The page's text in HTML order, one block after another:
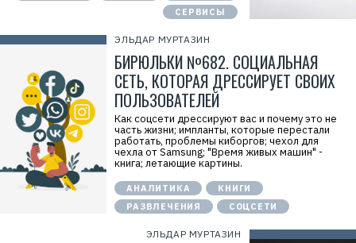
СЕРВИСЫ
ЭЛЬДАР МУРТАЗИН
БИРЮЛЬКИ №682. СОЦИАЛЬНАЯ
СЕТЬ, КОТОРАЯ ДРЕССИРУЕТ СВОИХ
ПОЛЬЗОВАТЕЛЕЙ
Как соцсети дрессируют вас и почему это не
часть жизни; импланты, которые перестали
работать, проблемы киборгов; чехол для
чехла от Samsung; "Время живых машин" -
книга; летающие картины.
АНАЛИТИКА
КНИГИ
РАЗВЛЕЧЕНИЯ
СОЦСЕТИ
ЭЛЬДАР МУРТАЗИН